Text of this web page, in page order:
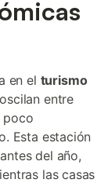
en el turismo
entre
poco
Esta estación
del año,
las casas